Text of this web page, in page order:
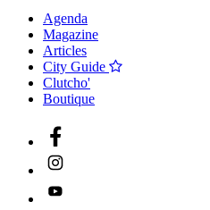
Agenda
Magazine
Articles
City Guide
Clutcho'
Boutique